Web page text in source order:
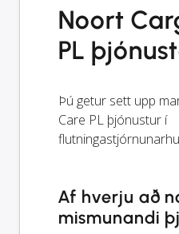
Noort
PL
Þú getur sett upp
Care PL þjónustur í
Af hverju að
mismunandi